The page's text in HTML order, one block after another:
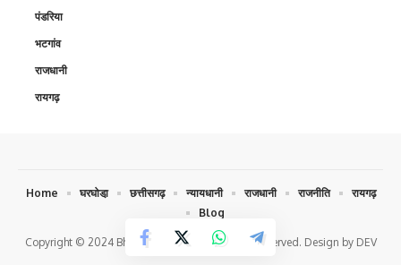
पंडरिया
भटगांव
राजधानी
रायगढ़
Copyright © 2024 Bhokochand.com. All Rights Reserved. Design by DEV
Home घरघोडा़ छत्तीसगढ़ न्यायधानी राजधानी राजनीति
रायगढ़
Blog